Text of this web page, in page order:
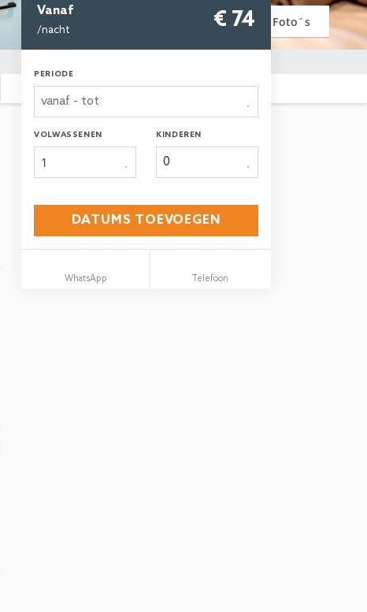
Foto´s
Vanaf
/nacht € 74
PERIODE
VOLWASSENEN
1
KINDEREN
DATUMS TOEVOEGEN
WhatsApp Telefoon